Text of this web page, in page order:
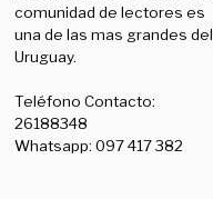
comunidad de lectores es
una de las mas grandes del
Uruguay.
Teléfono Contacto:
26188348
Whatsapp: 097 417 382